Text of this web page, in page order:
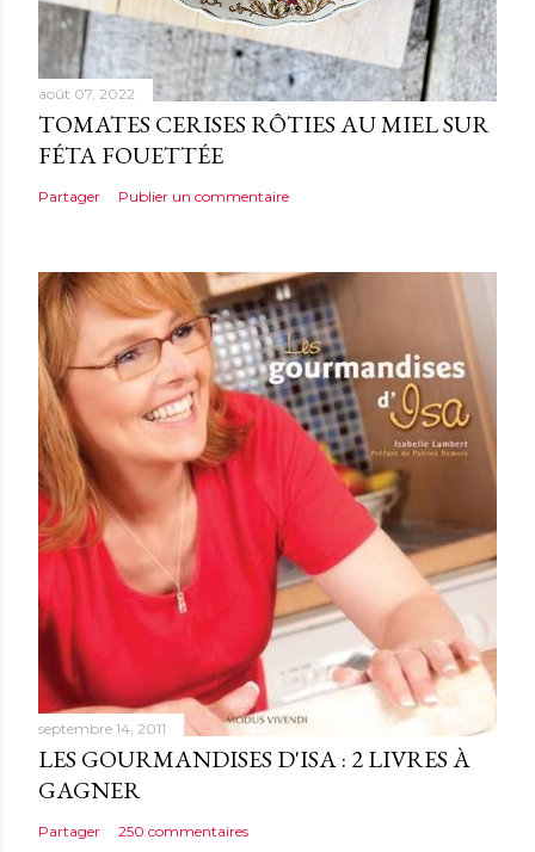
août 07, 2022
TOMATES CERISES RÔTIES AU MIEL SUR
FÉTA FOUETTÉE
Partager Publier un commentaire
septembre 14, 2011
LES GOURMANDISES D'ISA : 2 LIVRES À
GAGNER
Partager 250 commentaires